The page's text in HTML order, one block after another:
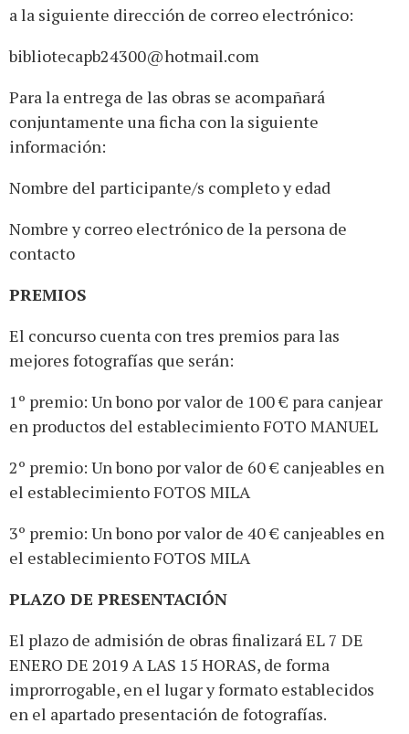
a la siguiente dirección de correo electrónico:
bibliotecapb24300@hotmail.com
Para la entrega de las obras se acompañará
conjuntamente una ficha con la siguiente
información:
Nombre del participante/s completo y edad
Nombre y correo electrónico de la persona de
contacto
PREMIOS
El concurso cuenta con tres premios para las
mejores fotografías que serán:
1º premio: Un bono por valor de 100 € para canjear
en productos del establecimiento FOTO MANUEL
2º premio: Un bono por valor de 60 € canjeables en
el establecimiento FOTOS MILA
3º premio: Un bono por valor de 40 € canjeables en
el establecimiento FOTOS MILA
PLAZO DE PRESENTACIÓN
El plazo de admisión de obras finalizará EL 7 DE
ENERO DE 2019 A LAS 15 HORAS, de forma
improrrogable, en el lugar y formato establecidos
en el apartado presentación de fotografías.